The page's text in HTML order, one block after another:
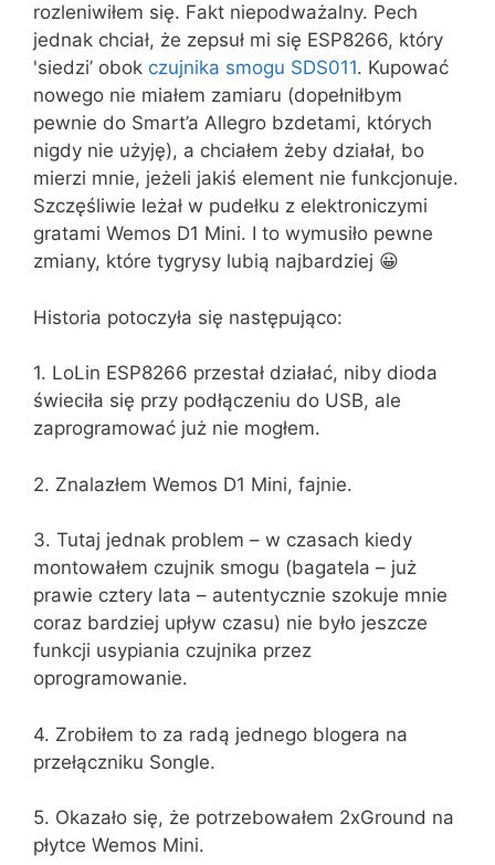
rozleniwiłem się. Fakt niepodważalny. Pech
jednak chciał, że zepsuł mi się ESP8266, który
'siedzi’ obok czujnika smogu SDS011. Kupować
nowego nie miałem zamiaru (dopełniłbym
pewnie do Smart’a Allegro bzdetami, których
nigdy nie użyję), a chciałem żeby działał, bo
mierzi mnie, jeżeli jakiś element nie funkcjonuje.
Szczęśliwie leżał w pudełku z elektroniczymi
gratami Wemos D1 Mini. I to wymusiło pewne
zmiany, które tygrysy lubią najbardziej 😀
Historia potoczyła się następująco:
1. LoLin ESP8266 przestał działać, niby dioda
świeciła się przy podłączeniu do USB, ale
zaprogramować już nie mogłem.
2. Znalazłem Wemos D1 Mini, fajnie.
3. Tutaj jednak problem – w czasach kiedy
montowałem czujnik smogu (bagatela – już
prawie cztery lata – autentycznie szokuje mnie
coraz bardziej upływ czasu) nie było jeszcze
funkcji usypiania czujnika przez
oprogramowanie.
4. Zrobiłem to za radą jednego blogera na
przełączniku Songle.
5. Okazało się, że potrzebowałem 2xGround na
płytce Wemos Mini.